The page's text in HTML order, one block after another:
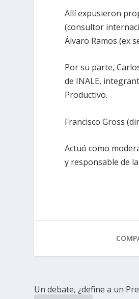
Allí expusieron
(consultor
Álvaro Ramos (ex
Por su parte,
de INALE,
Productivo.
Francisco Gross
Actuó como
y responsable de
Un debate, ¿define a un